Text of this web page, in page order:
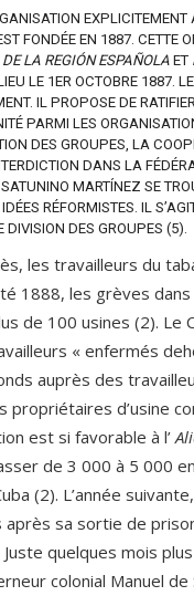
EXPLICITEMENT
FONDÉE EN 1887. CETTE
LA REGIÓN ESPAÑOLA ET
LE 1ER OCTOBRE 1887.
IL PROPOSE DE
PARMI LES
DES GROUPES, LA
DANS LA
MARTÍNEZ SE
RÉFORMISTES. IL
DIVISION DES GROUPES (5).
les travailleurs du
1888, les grèves
de 100 usines (2).
« enfermés
auprès des
propriétaires d’usine
est si favorable à l’
de 3 000 à 5 000
(2). L’année
après sa sortie de
quelques mois
colonial Manuel